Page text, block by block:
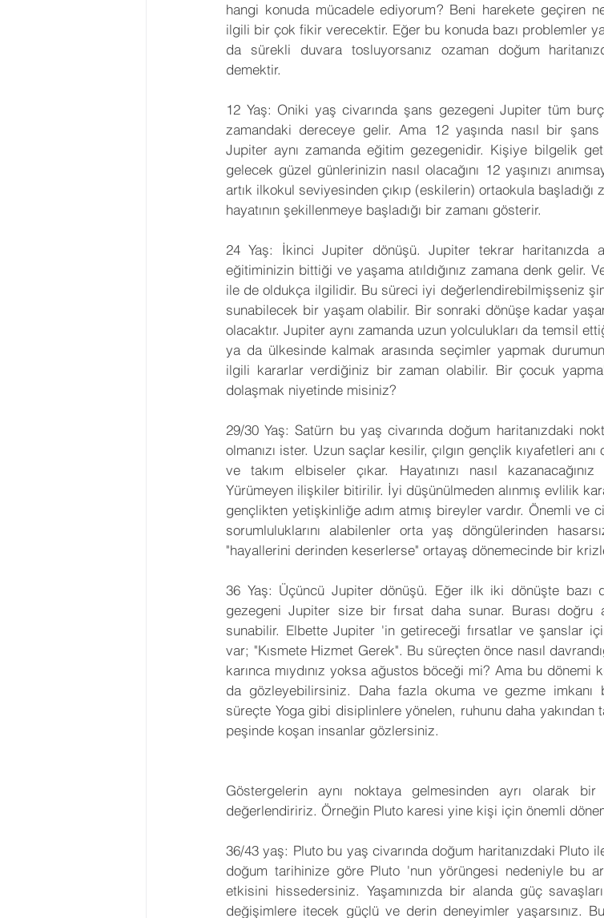
hangi konuda mücadele ediyorum? Beni harekete geçiren
ilgili bir çok fikir verecektir. Eğer bu konuda bazı problemler
da sürekli duvara tosluyorsanız ozaman doğum
demektir.
12 Yaş: Oniki yaş civarında şans gezegeni Jupiter tüm
zamandaki dereceye gelir. Ama 12 yaşında nasıl bir
Jupiter aynı zamanda eğitim gezegenidir. Kişiye bilgelik
gelecek güzel günlerinizin nasıl olacağını 12 yaşınızı
artık ilkokul seviyesinden çıkıp (eskilerin) ortaokula başladığı
hayatının şekillenmeye başladığı bir zamanı gösterir.
24 Yaş: İkinci Jupiter dönüşü. Jupiter tekrar haritanızda
eğitiminizin bittiği ve yaşama atıldığınız zamana denk gelir.
ile de oldukça ilgilidir. Bu süreci iyi değerlendirebilmişseniz
sunabilecek bir yaşam olabilir. Bir sonraki dönüşe kadar
olacaktır. Jupiter aynı zamanda uzun yolculukları da temsil
ya da ülkesinde kalmak arasında seçimler yapmak
ilgili kararlar verdiğiniz bir zaman olabilir. Bir çocuk
dolaşmak niyetinde misiniz?
29/30 Yaş: Satürn bu yaş civarında doğum haritanızdaki
olmanızı ister. Uzun saçlar kesilir, çılgın gençlik kıyafetleri anı
ve takım elbiseler çıkar. Hayatınızı nasıl
Yürümeyen ilişkiler bitirilir. İyi düşünülmeden alınmış evlilik
gençlikten yetişkinliğe adım atmış bireyler vardır. Önemli ve
sorumluluklarını alabilenler orta yaş döngülerinden
"hayallerini derinden keserlerse" ortayaş dönemecinde bir
36 Yaş: Üçüncü Jupiter dönüşü. Eğer ilk iki dönüşte bazı
gezegeni Jupiter size bir fırsat daha sunar. Burası doğru
sunabilir. Elbette Jupiter 'in getireceği fırsatlar ve şanslar
var; "Kısmete Hizmet Gerek". Bu süreçten önce nasıl
karınca mıydınız yoksa ağustos böceği mi? Ama bu dönemi
da gözleyebilirsiniz. Daha fazla okuma ve gezme
süreçte Yoga gibi disiplinlere yönelen, ruhunu daha yakından
peşinde koşan insanlar gözlersiniz.
Göstergelerin aynı noktaya gelmesinden ayrı olarak bir
değerlendiririz. Örneğin Pluto karesi yine kişi için önemli
36/43 yaş: Pluto bu yaş civarında doğum haritanızdaki Pluto
doğum tarihinize göre Pluto 'nun yörüngesi nedeniyle bu
etkisini hissedersiniz. Yaşamınızda bir alanda güç
değişimlere itecek güçlü ve derin deneyimler yaşarsınız.